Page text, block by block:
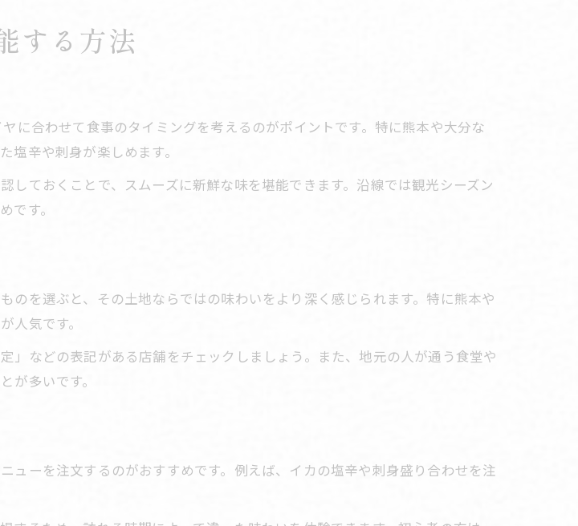
する方法
に合わせて食事のタイミングを考えるのがポイントです。特に熊本や大分な
塩辛や刺身が楽しめます。
ておくことで、スムーズに新鮮な味を堪能できます。沿線では観光シーズン
です。
を選ぶと、その土地ならではの味わいをより深く感じられます。特に熊本や
人気です。
などの表記がある店舗をチェックしましょう。また、地元の人が通う食堂や
が多いです。
ーを注文するのがおすすめです。例えば、イカの塩辛や刺身盛り合わせを注